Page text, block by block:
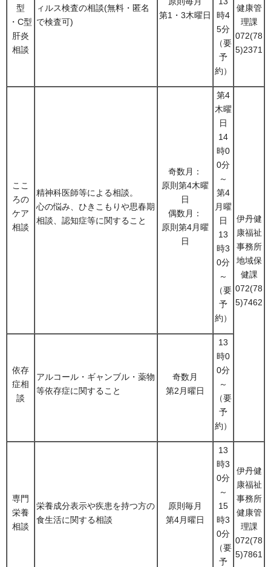
型
・C型
肝炎
相談
ィルス検査の相談(無料・匿名
で検査可)
第1・3木曜日
時4
5分
（要
予
約）
健康管
理課
072(78
5)2371
ここ
ろの
ケア
相談
精神科医師等による相談。
心の悩み、ひきこもりや思春期
相談、認知症等に関すること
奇数月：
原則第4木曜
日
偶数月：
原則第4月曜
日
第4
木曜
日
14
時0
0分
～
第4
月曜
日
13
時3
0分
～
（要
予
約）
伊丹健
康福祉
事務所
地域保
健課
072(78
5)7462
依存
症相
談
アルコール・ギャンブル・薬物
等依存症に関すること
奇数月
第2月曜日
13
時0
0分
～
（要
予
約）
専門
栄養
相談
栄養成分表示や疾患を持つ方の
食生活に関する相談
原則毎月
第4月曜日
13
時3
0分
～
15
時3
0分
（要
予
伊丹健
康福祉
事務所
健康管
理課
072(78
5)7861